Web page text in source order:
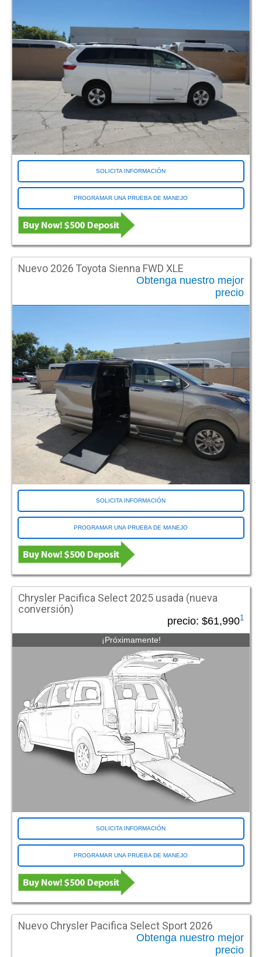
Monroeville PA (Pittsburgh)
Morrisville, Carolina del Norte (Raleigh)
Entrada de Murrells SC (Myrtle Beach)
Niles IL
Norfolk VA
Norristown PA
North Attleboro MA
North Chesterfield VA (Richmond)
Norte de Las Vegas NV (Las Vegas)
Norwood MA
Ocala FL
Omaha NE
Orlando FL
Ormond Beach FL (Bunnell)
Pasadena CA
Pelham AL (Birmingham)
Plain City OH (Columbus)
Roseville MN
Rossford OH (Toledo)
Saginaw MI
San Antonio TX (DeZavala)
Santa Clara CA
Savannah GA
Selma TX
Sharonville OH (Cincinnati)
Sur de Salt Lake UT (Salt Lake City)
Tacoma, Washington
Tampa FL
Tulsa OK
Van Nuys CA
Villa Park IL
Waukesha WI (Milwaukee)
Woburn MA
Woodbury NJ
SOLICITA INFORMACIÓN
PROGRAMAR UNA PRUEBA DE MANEJO
Nuevo 2026 Toyota Sienna FWD XLE
Obtenga nuestro mejor
precio
SOLICITA INFORMACIÓN
PROGRAMAR UNA PRUEBA DE MANEJO
Chrysler Pacifica Select 2025 usada (nueva
conversión)
precio: $61,9901
¡Próximamente!
SOLICITA INFORMACIÓN
PROGRAMAR UNA PRUEBA DE MANEJO
Nuevo Chrysler Pacifica Select Sport 2026
Obtenga nuestro mejor
precio